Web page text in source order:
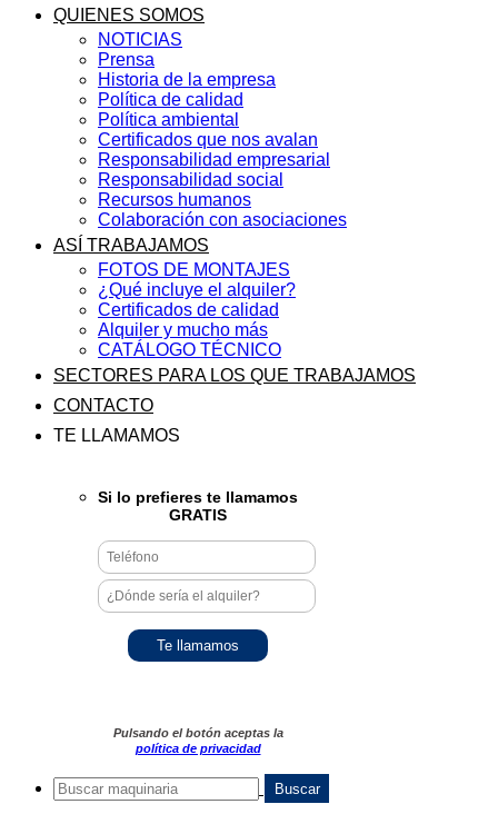
QUIENES SOMOS
NOTICIAS
Prensa
Historia de la empresa
Política de calidad
Política ambiental
Certificados que nos avalan
Responsabilidad empresarial
Responsabilidad social
Recursos humanos
Colaboración con asociaciones
ASÍ TRABAJAMOS
FOTOS DE MONTAJES
¿Qué incluye el alquiler?
Certificados de calidad
Alquiler y mucho más
CATÁLOGO TÉCNICO
SECTORES PARA LOS QUE TRABAJAMOS
CONTACTO
TE LLAMAMOS
Si lo prefieres te llamamos
GRATIS
Pulsando el botón aceptas la
política de privacidad